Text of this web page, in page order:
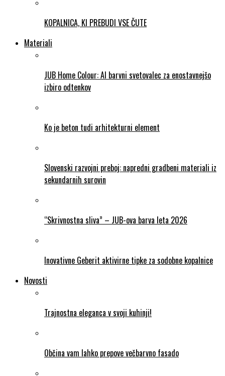
KOPALNICA, KI PREBUDI VSE ČUTE
Materiali
JUB Home Colour: AI barvni svetovalec za enostavnejšo
izbiro odtenkov
Ko je beton tudi arhitekturni element
Slovenski razvojni preboj: napredni gradbeni materiali iz
sekundarnih surovin
“Skrivnostna sliva” – JUB-ova barva leta 2026
Inovativne Geberit aktivirne tipke za sodobne kopalnice
Novosti
Trajnostna eleganca v svoji kuhinji!
Občina vam lahko prepove večbarvno fasado